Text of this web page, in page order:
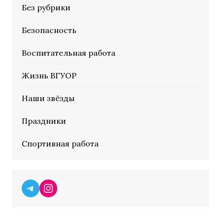
Без рубрики
Безопасность
Воспитательная работа
Жизнь ВГУОР
Наши звёзды
Праздники
Спортивная работа
Telegram
Instagram